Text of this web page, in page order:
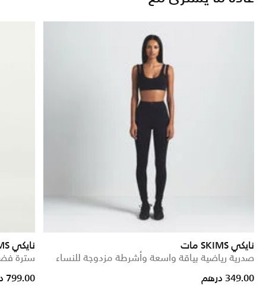
نايكي SKIMS مات
صدرية رياضية بياقة واسعة وأشرطة مزدوجة للنساء
349.00 درهم
نايكي SKIMS ستريتش نايلون
سترة
799.00 درهم